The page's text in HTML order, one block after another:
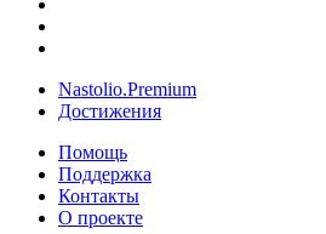
Nastolio.Premium
Достижения
Помощь
Поддержка
Контакты
О проекте